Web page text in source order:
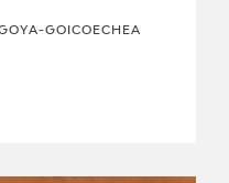
GOICOECHEA